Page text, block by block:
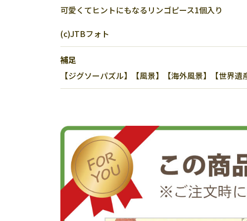
可愛くてヒントにもなるリンゴピース1個入り
(c)JTBフォト
補足
【ジグソーパズル】【風景】【海外風景】【世界